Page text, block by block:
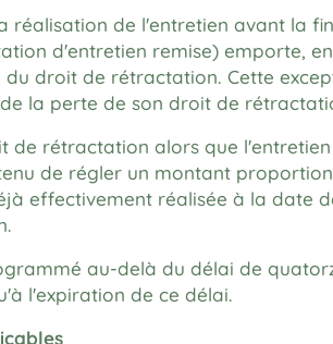
réalisation de l'entretien avant la
d'entretien remise) emporte,
droit de rétractation. Cette
la perte de son droit de
de rétractation alors que
de régler un montant
effectivement réalisée à la date
au-delà du délai de
l'expiration de ce délai.